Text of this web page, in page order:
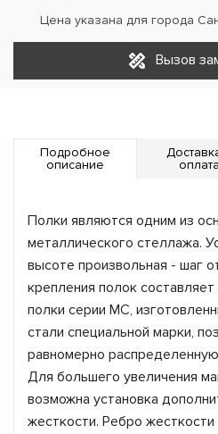
Цена указана для города
Вызов
Подробное
описание
оплата
Полки являются одним из
металлического стеллажа.
высоте произвольная - шаг
крепления полок
полки серии МС,
стали специальной марки,
равномерно распределенную
Для большего увеличения
возможна установка
жесткости. Ребро жесткости